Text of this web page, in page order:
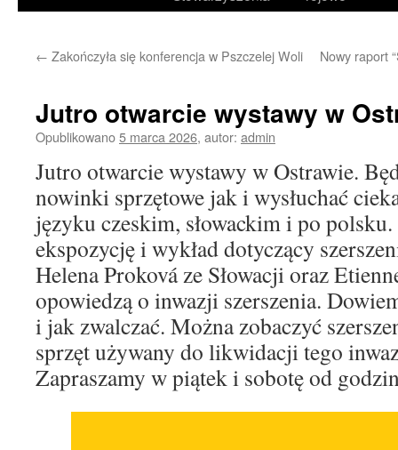
← Zakończyła się konferencja w Pszczelej Woli Nowy raport
Jutro otwarcie wystawy w
Opublikowano5 marca 2026, autor: admin
Jutro otwarcie wystawy w Ostrawie.
nowinki sprzętowe jak i wysłuchać
języku czeskim, słowackim i po
ekspozycję i wykład dotyczący
Helena Proková ze Słowacji oraz
opowiedzą o inwazji szerszenia.
i jak zwalczać. Można zobaczyć
sprzęt używany do likwidacji tego
Zapraszamy w piątek i sobotę od